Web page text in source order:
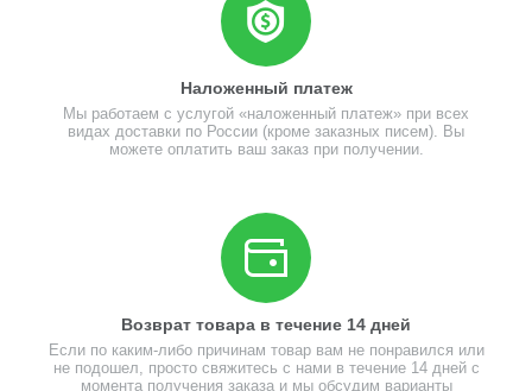
Наложенный платеж
Мы работаем с услугой «наложенный платеж» при всех
видах доставки по России (кроме заказных писем). Вы
можете оплатить ваш заказ при получении.
Возврат товара в течение 14 дней
Если по каким-либо причинам товар вам не понравился или
не подошел, просто свяжитесь с нами в течение 14 дней с
момента получения заказа и мы обсудим варианты